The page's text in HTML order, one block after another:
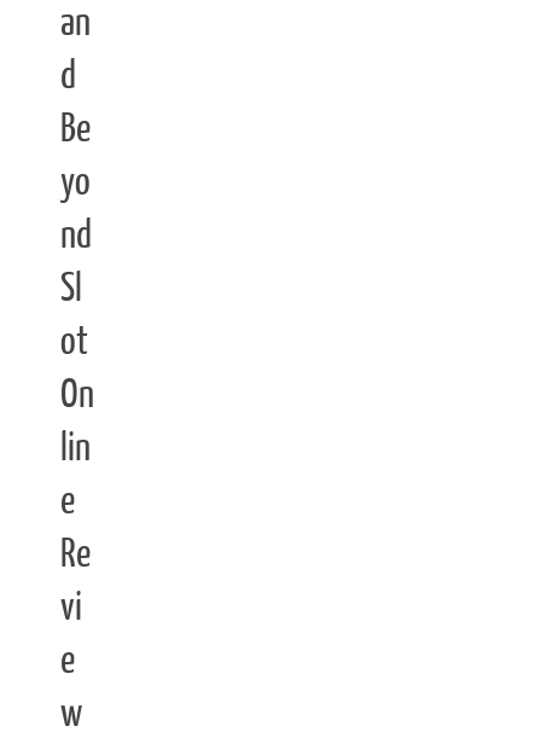
an
d
Be
yo
nd
Sl
ot
On
lin
e
Re
vi
e
w